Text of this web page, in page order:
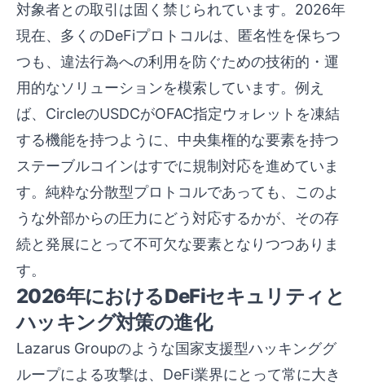
対象者との取引は固く禁じられています。2026年
現在、多くのDeFiプロトコルは、匿名性を保ちつ
つも、違法行為への利用を防ぐための技術的・運
用的なソリューションを模索しています。例え
ば、CircleのUSDCがOFAC指定ウォレットを凍結
する機能を持つように、中央集権的な要素を持つ
ステーブルコインはすでに規制対応を進めていま
す。純粋な分散型プロトコルであっても、このよ
うな外部からの圧力にどう対応するかが、その存
続と発展にとって不可欠な要素となりつつありま
す。
2026年におけるDeFiセキュリティと
ハッキング対策の進化
Lazarus Groupのような国家支援型ハッキンググ
ループによる攻撃は、DeFi業界にとって常に大き